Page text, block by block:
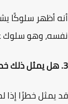
أظهر سلوكًا
وهو سلوك
خطرًا إذا لم